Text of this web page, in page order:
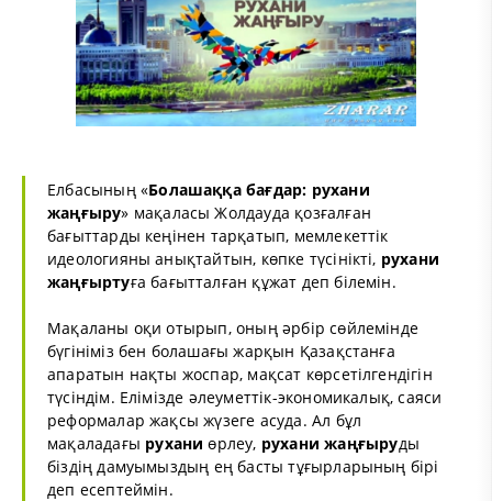
Елбасының «Болашаққа бағдар: рухани
жаңғыру» мақаласы Жолдауда қозғалған
бағыттарды кеңінен тарқатып, мемлекеттік
идеологияны анықтайтын, көпке түсінікті, рухани
жаңғыртуға бағытталған құжат деп білемін.
Мақаланы оқи отырып, оның әрбір сөйлемінде
бүгініміз бен болашағы жарқын Қазақстанға
апаратын нақты жоспар, мақсат көрсетілгендігін
түсіндім. Елімізде әлеуметтік-экономикалық, саяси
реформалар жақсы жүзеге асуда. Ал бұл
мақаладағы рухани өрлеу, рухани жаңғыруды
біздің дамуымыздың ең басты тұғырларының бірі
деп есептеймін.